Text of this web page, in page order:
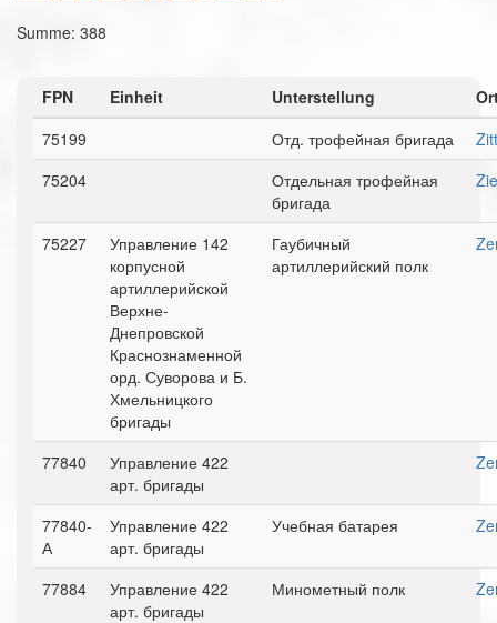
Summe: 388
FPN Einheit Unterstellung
75199
Отд. трофейная бригада
75204
Отдельная трофейная
бригада
75227
Управление 142
корпусной
артиллерийской
Верхне-
Днепровской
Краснознаменной
орд. Суворова и Б.
Хмельницкого
бригады
Гаубичный
артиллерийский полк
77840
Управление 422
арт. бригады
77840-
А
Управление 422
арт. бригады
Учебная батарея
77884
Управление 422
арт. бригады
Минометный полк